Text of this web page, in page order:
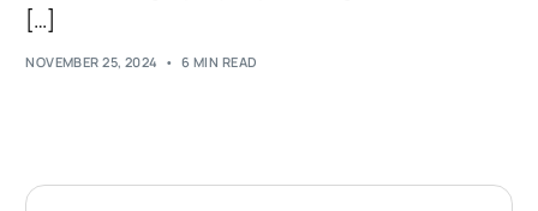
[…]
NOVEMBER 25, 2024 6 MIN READ